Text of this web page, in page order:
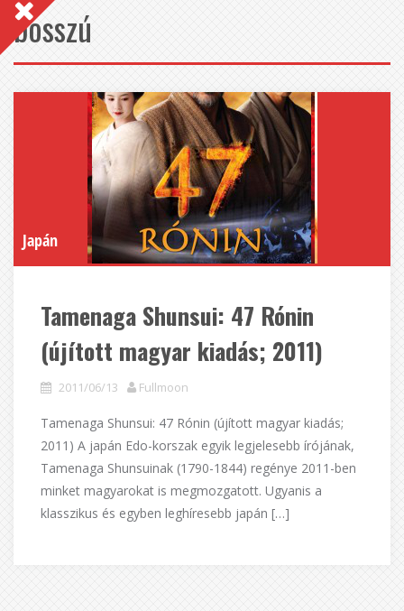
bosszú
Japán
Tamenaga Shunsui: 47 Rónin
(újított magyar kiadás; 2011)
2011/06/13 Fullmoon
Tamenaga Shunsui: 47 Rónin (újított magyar kiadás;
2011) A japán Edo-korszak egyik legjelesebb írójának,
Tamenaga Shunsuinak (1790-1844) regénye 2011-ben
minket magyarokat is megmozgatott. Ugyanis a
klasszikus és egyben leghíresebb japán […]